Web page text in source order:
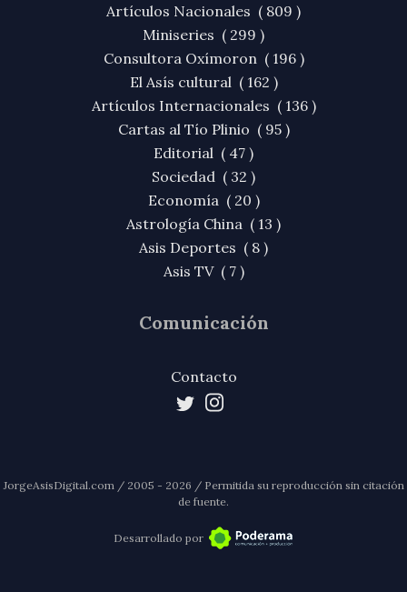
Artículos Nacionales ( 809 )
Miniseries ( 299 )
Consultora Oxímoron ( 196 )
El Asís cultural ( 162 )
Artículos Internacionales ( 136 )
Cartas al Tío Plinio ( 95 )
Editorial ( 47 )
Sociedad ( 32 )
Economía ( 20 )
Astrología China ( 13 )
Asis Deportes ( 8 )
Asis TV ( 7 )
Comunicación
Contacto
JorgeAsisDigital.com / 2005 - 2026 / Permitida su reproducción sin citación
de fuente.
Desarrollado por